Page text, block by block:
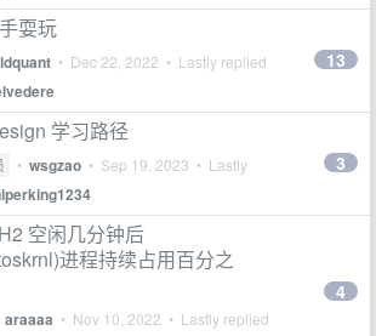
耍玩
• Dec 22, 2022 • Lastly replied
13
学习路径
• wsgzao • Sep 19, 2023 • Lastly
3
空闲几分钟后
进程持续占用百分之
araaaa • Nov 10, 2022 • Lastly replied
4